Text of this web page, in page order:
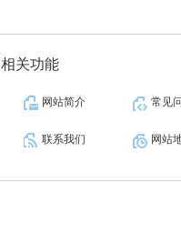
相关功能
网站简介 常见
联系我们 网站